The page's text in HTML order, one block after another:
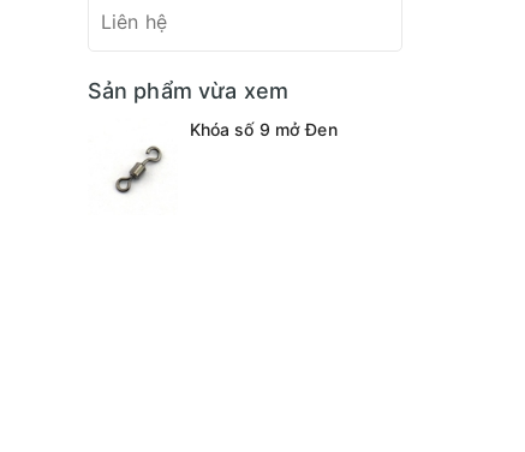
Liên hệ
Sản phẩm vừa xem
Khóa số 9 mở Đen